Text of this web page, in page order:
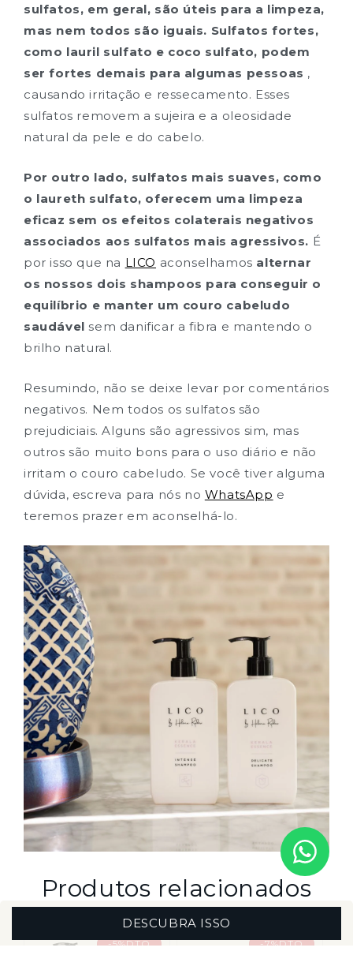
sulfatos, em geral, são úteis para a limpeza,
mas nem todos são iguais. Sulfatos fortes,
como lauril sulfato e coco sulfato, podem
ser fortes demais para algumas pessoas ,
causando irritação e ressecamento. Esses
sulfatos removem a sujeira e a oleosidade
natural da pele e do cabelo.
Por outro lado, sulfatos mais suaves, como
o laureth sulfato, oferecem uma limpeza
eficaz sem os efeitos colaterais negativos
associados aos sulfatos mais agressivos. É
por isso que na LICO aconselhamos alternar
os nossos dois shampoos para conseguir o
equilíbrio e manter um couro cabeludo
saudável sem danificar a fibra e mantendo o
brilho natural.
Resumindo, não se deixe levar por comentários
negativos. Nem todos os sulfatos são
prejudiciais. Alguns são agressivos sim, mas
outros são muito bons para o uso diário e não
irritam o couro cabeludo. Se você tiver alguma
dúvida, escreva para nós no WhatsApp e
teremos prazer em aconselhá-lo.
Produtos relacionados
-5%DTO -7%DTO
DESCUBRA ISSO